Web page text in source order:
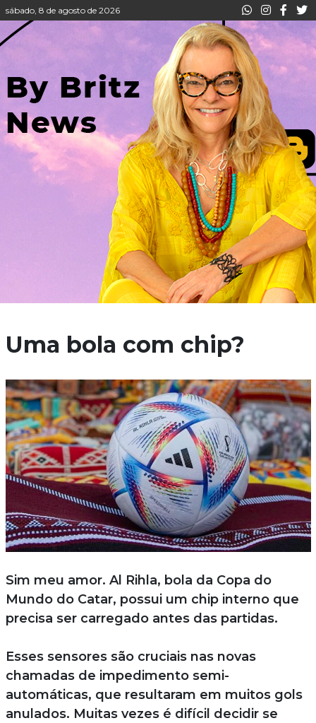
sábado, 8 de agosto de 2026
Uma bola com chip?
Sim meu amor. Al Rihla, bola da Copa do
Mundo do Catar, possui um chip interno que
precisa ser carregado antes das partidas.
Esses sensores são cruciais nas novas
chamadas de impedimento semi-
automáticas, que resultaram em muitos gols
anulados. Muitas vezes é difícil decidir se